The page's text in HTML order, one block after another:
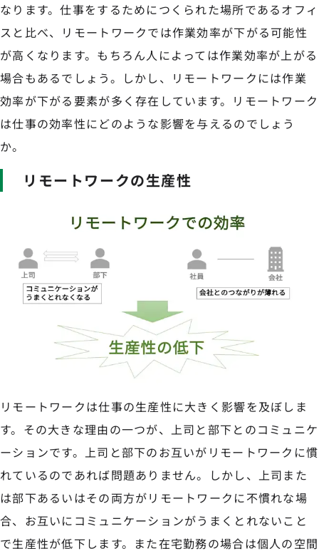
なります。仕事をするためにつくられた場所であるオフィ
スと比べ、リモートワークでは作業効率が下がる可能性
が高くなります。もちろん人によっては作業効率が上がる
場合もあるでしょう。しかし、リモートワークには作業
効率が下がる要素が多く存在しています。リモートワーク
は仕事の効率性にどのような影響を与えるのでしょう
か。
リモートワークの生産性
リモートワークは仕事の生産性に大きく影響を及ぼしま
す。その大きな理由の一つが、上司と部下とのコミュニケ
ーションです。上司と部下のお互いがリモートワークに慣
れているのであれば問題ありません。しかし、上司また
は部下あるいはその両方がリモートワークに不慣れな場
合、お互いにコミュニケーションがうまくとれないこと
で生産性が低下します。また在宅勤務の場合は個人の空間